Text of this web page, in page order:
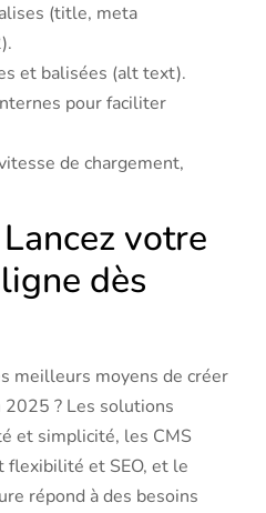
(title, meta
et balisées (alt text).
pour faciliter
de chargement,
votre
dès
meilleurs moyens de créer
? Les solutions
et simplicité, les CMS
flexibilité et SEO, et le
répond à des besoins